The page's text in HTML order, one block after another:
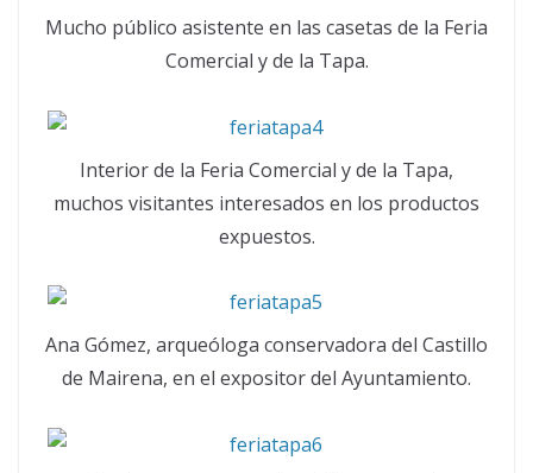
Mucho público asistente en las casetas de la Feria
Comercial y de la Tapa.
Interior de la Feria Comercial y de la Tapa,
muchos visitantes interesados en los productos
expuestos.
Ana Gómez, arqueóloga conservadora del Castillo
de Mairena, en el expositor del Ayuntamiento.